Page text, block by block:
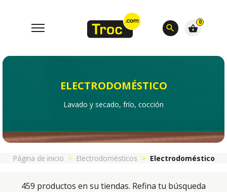
search
0
shopping_basket
ELECTRODOMÉSTICO
Lavado y secado, frío, cocción
Página de inicio Electrodomésticos Electrodoméstico
459 productos en su tiendas. Refina tu búsqueda